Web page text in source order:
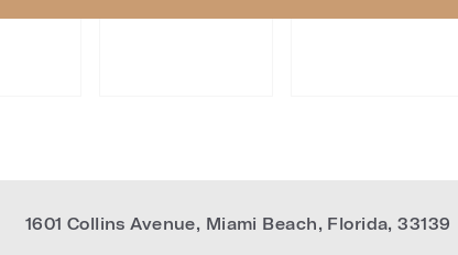
1601 Collins Avenue, Miami Beach, Florida,33139